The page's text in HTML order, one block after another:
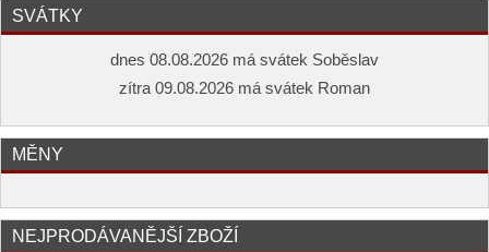
SVÁTKY
dnes 08.08.2026 má svátek Soběslav
zítra 09.08.2026 má svátek Roman
MĚNY
NEJPRODÁVANĚJŠÍ ZBOŽÍ